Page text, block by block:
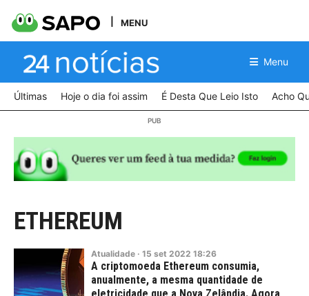
MENU
Menu
Últimas Hoje o dia foi assim É Desta Que Leio Isto Acho
ETHEREUM
Atualidade · 15 set 2022 18:26
A criptomoeda Ethereum consumia,
anualmente, a mesma quantidade de